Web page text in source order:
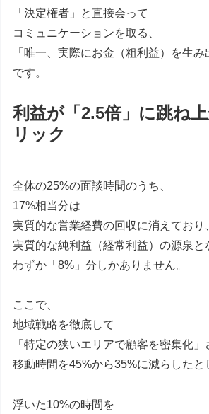
「決定権者」と直接会って
コミュニケーションを取る、
「唯一、実際にお金（粗利益）を生み
です。
利益が「2.5倍」に跳ね
リック
全体の25%の面談時間のうち、
17%相当分は
実質的な営業経費の回収に消えており
実質的な純利益（経常利益）の源泉と
わずか「8%」分しかありません。
ここで、
地域戦略を徹底して
「特定の狭いエリアで顧客を密集化」
移動時間を45%から35%に減らしたと
浮いた10%の時間を